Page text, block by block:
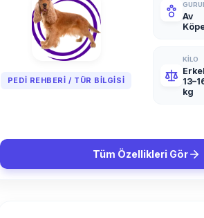
PEDI REHBERI / TÜR BILGISI
Av
KILO
kg
Tüm Özellikleri Gör